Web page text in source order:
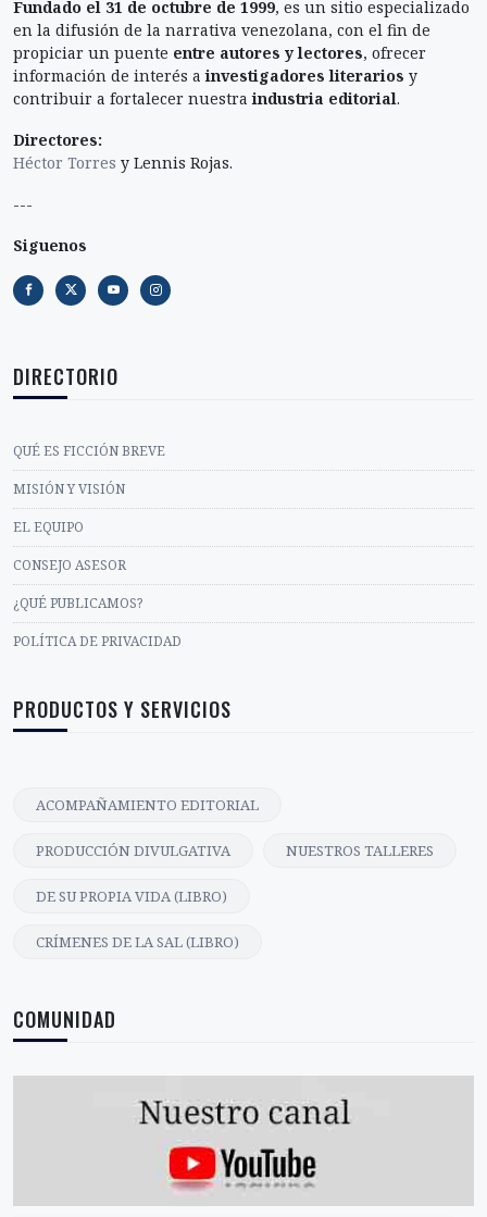
Fundado el 31 de octubre de 1999, es un sitio especializado
en la difusión de la narrativa venezolana, con el fin de
propiciar un puente entre autores y lectores, ofrecer
información de interés ainvestigadores literarios y
contribuir a fortalecer nuestraindustria editorial.
Directores:
Héctor Torres y Lennis Rojas.
---
Siguenos
DIRECTORIO
QUÉ ES FICCIÓN BREVE
MISIÓN Y VISIÓN
EL EQUIPO
CONSEJO ASESOR
¿QUÉ PUBLICAMOS?
POLÍTICA DE PRIVACIDAD
PRODUCTOS Y SERVICIOS
ACOMPAÑAMIENTO EDITORIAL
PRODUCCIÓN DIVULGATIVA NUESTROS TALLERES
DE SU PROPIA VIDA (LIBRO)
CRÍMENES DE LA SAL (LIBRO)
COMUNIDAD